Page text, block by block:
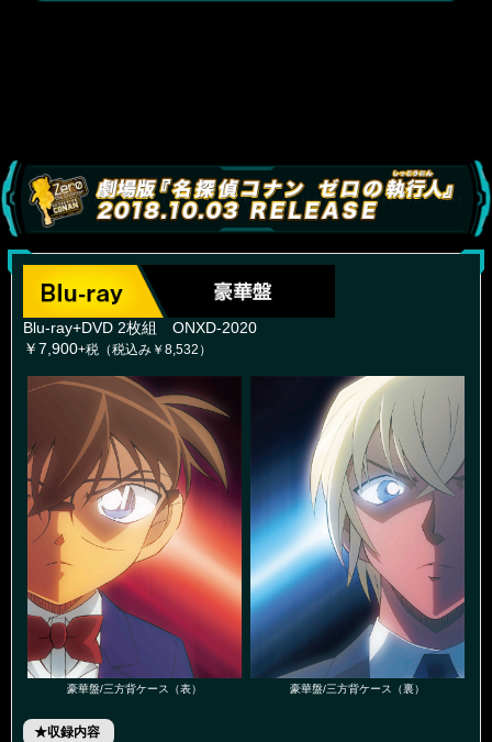
Blu-ray+DVD 2枚組 ONXD-2020
￥7,900+税（税込み￥8,532）
豪華盤/三方背ケース（表） 豪華盤/三方背ケース（裏）
★収録内容